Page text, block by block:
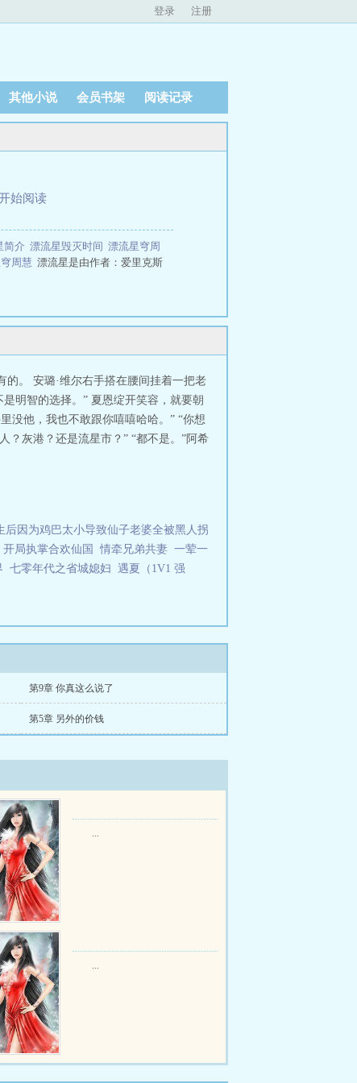
登录 注册
其他小说 会员书架 阅读记录
始阅读
简介 漂流星毁灭时间 漂流星穹周
周慧 漂流星是由作者：爱里克斯
。 安璐·维尔右手搭在腰间挂着一把老
明智的选择。” 夏恩绽开笑容，就要朝
没他，我也不敢跟你嘻嘻哈哈。” “你想
？灰港？还是流星市？” “都不是。”阿希
后因为鸡巴太小导致仙子老婆全被黑人拐
局执掌合欢仙国 情牵兄弟共妻 一荤一
七零年代之省城媳妇 遇夏（1V1 强
第9章 你真这么说了
第5章 另外的价钱
...
...